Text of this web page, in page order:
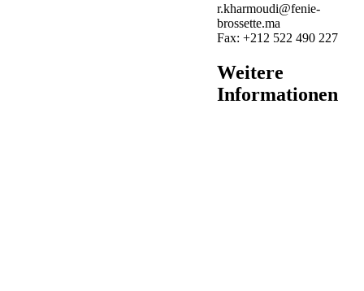
r.kharmoudi@fenie-
brossette.ma
Fax:+212 522 490 227
Weitere
Informationen